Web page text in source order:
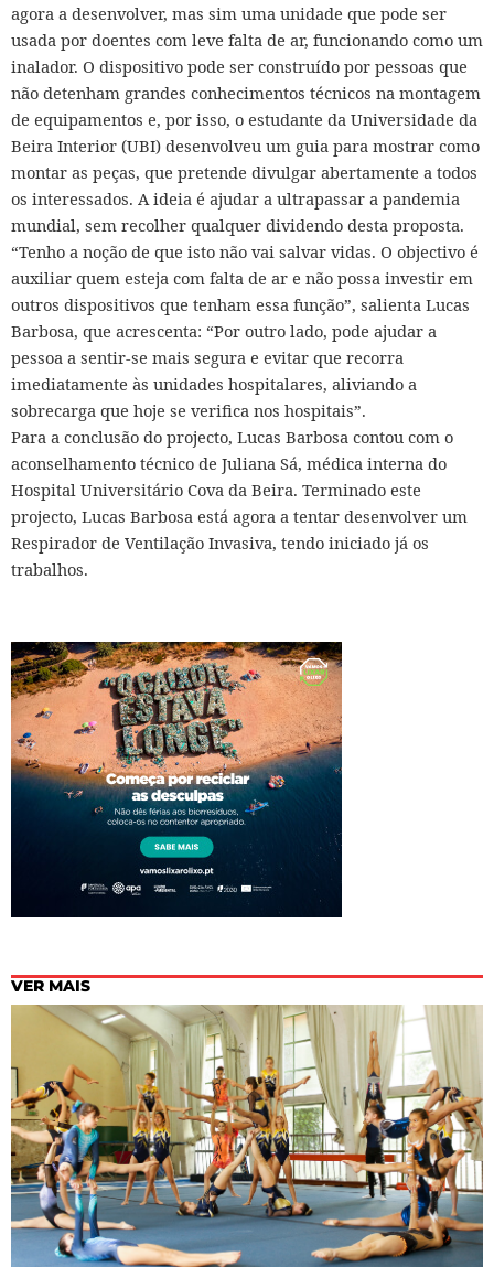
agora a desenvolver, mas sim uma unidade que pode ser
usada por doentes com leve falta de ar, funcionando como um
inalador. O dispositivo pode ser construído por pessoas que
não detenham grandes conhecimentos técnicos na montagem
de equipamentos e, por isso, o estudante da Universidade da
Beira Interior (UBI) desenvolveu um guia para mostrar como
montar as peças, que pretende divulgar abertamente a todos
os interessados. A ideia é ajudar a ultrapassar a pandemia
mundial, sem recolher qualquer dividendo desta proposta.
“Tenho a noção de que isto não vai salvar vidas. O objectivo é
auxiliar quem esteja com falta de ar e não possa investir em
outros dispositivos que tenham essa função”, salienta Lucas
Barbosa, que acrescenta: “Por outro lado, pode ajudar a
pessoa a sentir-se mais segura e evitar que recorra
imediatamente às unidades hospitalares, aliviando a
sobrecarga que hoje se verifica nos hospitais”.
Para a conclusão do projecto, Lucas Barbosa contou com o
aconselhamento técnico de Juliana Sá, médica interna do
Hospital Universitário Cova da Beira. Terminado este
projecto, Lucas Barbosa está agora a tentar desenvolver um
Respirador de Ventilação Invasiva, tendo iniciado já os
trabalhos.
VER MAIS